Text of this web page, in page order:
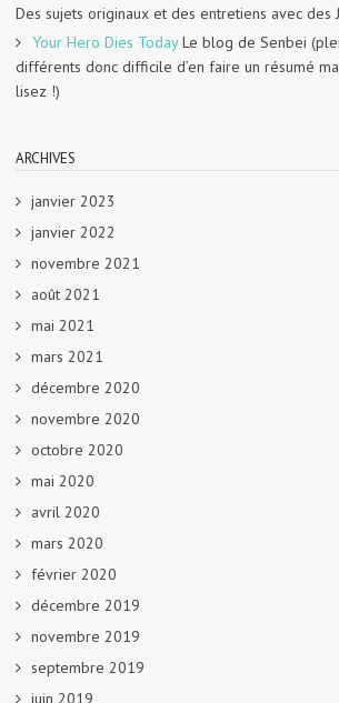
Des sujets originaux et des entretiens avec des
Your Hero Dies TodayLe blog de Senbei
différents donc difficile d’en faire un résumé
lisez !)
ARCHIVES
janvier 2023
janvier 2022
novembre 2021
août 2021
mai 2021
mars 2021
décembre 2020
novembre 2020
octobre 2020
mai 2020
avril 2020
mars 2020
février 2020
décembre 2019
novembre 2019
septembre 2019
juin 2019